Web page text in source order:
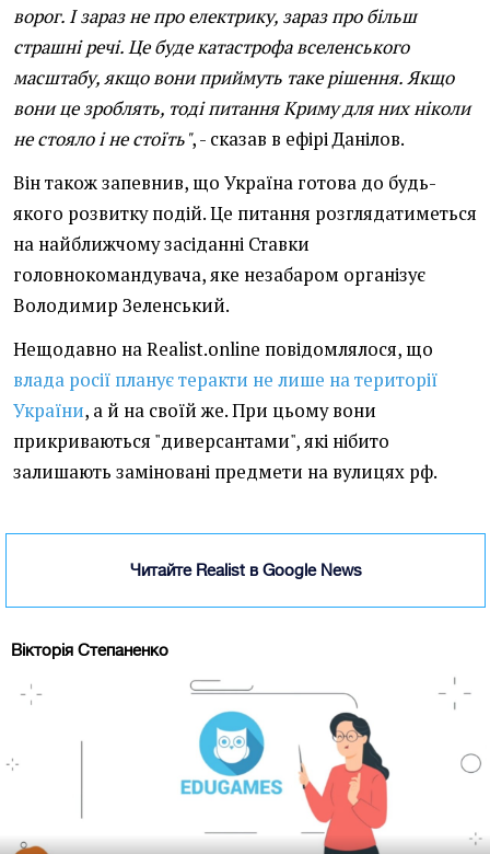
ворог. І зараз не про електрику, зараз про більш
страшні речі. Це буде катастрофа вселенського
масштабу, якщо вони приймуть таке рішення. Якщо
вони це зроблять, тоді питання Криму для них ніколи
не стояло і не стоїть", - сказав в ефірі Данілов.
Він також запевнив, що Україна готова до будь-
якого розвитку подій. Це питання розглядатиметься
на найближчому засіданні Ставки
головнокомандувача, яке незабаром організує
Володимир Зеленський.
Нещодавно на Realist.online повідомлялося, що
влада росії планує теракти не лише на території
України, а й на своїй же. При цьому вони
прикриваються "диверсантами", які нібито
залишають заміновані предмети на вулицях рф.
Читайте Realist в Google News
Вікторія Степаненко